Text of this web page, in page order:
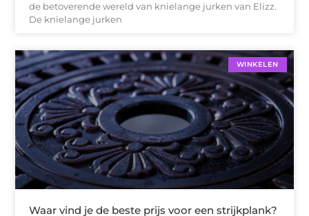
de betoverende wereld van knielange jurken van Elizz.
De knielange jurken
WINKELEN
Waar vind je de beste prijs voor een strijkplank?